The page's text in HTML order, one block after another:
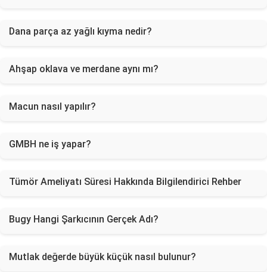
Dana parça az yağlı kıyma nedir?
Ahşap oklava ve merdane aynı mı?
Macun nasıl yapılır?
GMBH ne iş yapar?
Tümör Ameliyatı Süresi Hakkında Bilgilendirici Rehber
Bugy Hangi Şarkıcının Gerçek Adı?
Mutlak değerde büyük küçük nasıl bulunur?